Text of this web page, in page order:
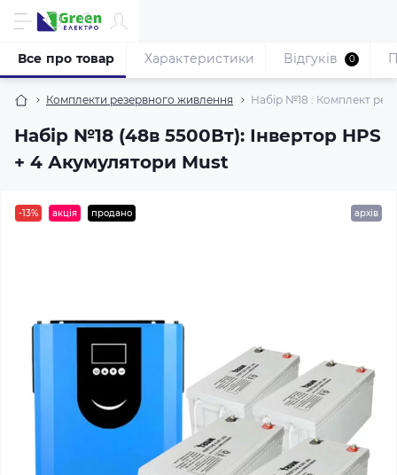
Комплекти резервного живлення Набір №18 : Комплект
Набір №18 (48в 5500Вт): Інвертор HPS
+ 4 Акумулятори Must
Все про товар Характеристики Відгуків 0
-13% акція продано архів